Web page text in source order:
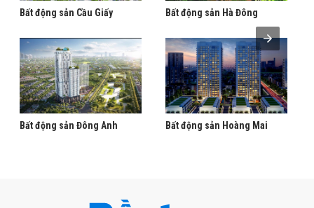
Bất động sản Cầu Giấy
Bất động sản Đông Anh
Bất động sản Hà Đông
Bất động sản Hoàng Mai